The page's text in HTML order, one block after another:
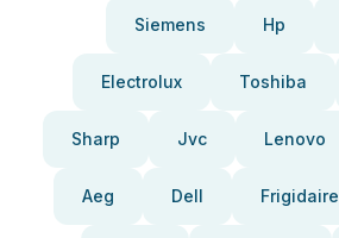
Siemens Hp
Electrolux Toshiba
Sharp Jvc Lenovo
Aeg Dell Frigidaire